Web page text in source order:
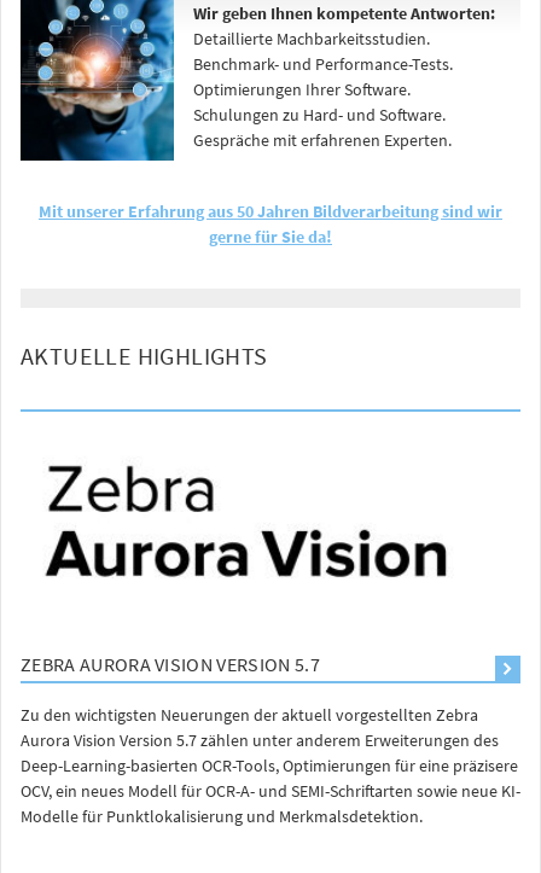
Wir geben Ihnen kompetente Antworten:
Detaillierte Machbarkeitsstudien.
Benchmark- und Performance-Tests.
Optimierungen Ihrer Software.
Schulungen zu Hard- und Software.
Gespräche mit erfahrenen Experten.
Mit unserer Erfahrung aus 50 Jahren Bildverarbeitung sind wir
gerne für Sie da!
AKTUELLE HIGHLIGHTS
ZEBRA AURORA VISION VERSION 5.7
Zu den wichtigsten Neuerungen der aktuell vorgestellten Zebra
Aurora Vision Version 5.7 zählen unter anderem Erweiterungen des
Deep-Learning-basierten OCR-Tools, Optimierungen für eine präzisere
OCV, ein neues Modell für OCR-A- und SEMI-Schriftarten sowie neue KI-
Modelle für Punktlokalisierung und Merkmalsdetektion.